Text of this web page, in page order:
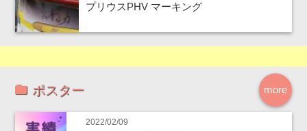
プリウスPHV マーキング
more
ポスター
2022/02/09